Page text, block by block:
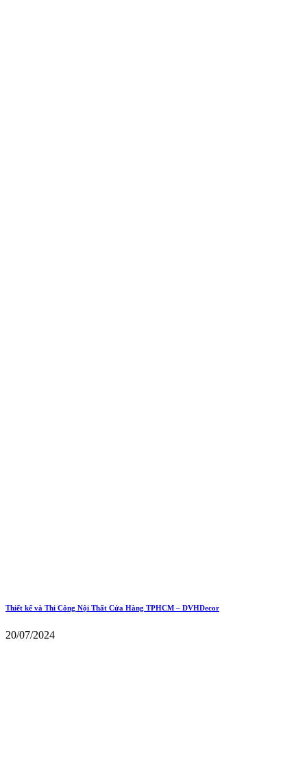
Thiết kế và Thi Công Nội Thất Cửa Hàng TPHCM – DVHDecor
20/07/2024